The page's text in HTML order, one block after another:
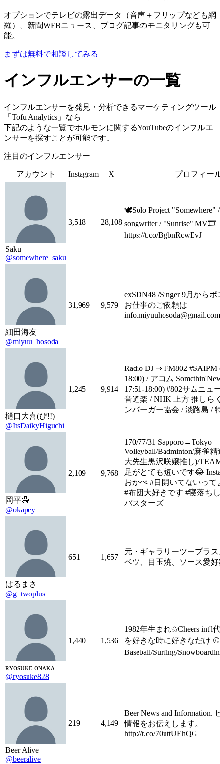
オプションでテレビの露出データ（音声＋フリップなども網
羅）、新聞WEBニュース、ブログ記事のモニタリングも可
能。
まずは無料で相談してみる
インフルエンサーの一覧
インフルエンサーを発見・分析できるマーケティングツール
「Tofu Analytics」なら
下記のような一覧でホルモンに関するYouTubeのインフルエ
ンサーを探すことが可能です。
注目のインフルエンサー
アカウント Instagram X プロフィー
Saku
@somewhere_saku
3,518 28,108
🕊Solo Project "Somewhere" /
songwriter / "Sunrise" MV🎞
https://t.co/BgbnRcwEvJ
細田海友
@miyuu_hosoda
31,969 9,579
exSDN48 /Singer 9月から
お仕事のご依頼は
樋口大喜(び!!)
@ItsDaikyHiguchi
1,245 9,914
Radio DJ ⇒ FM802 #SAIPM
18:00) / アコム
17:51-18:00) #802サムニュ
音道楽 / NHK 上方 推しら
ンバーガー協会 / 淡路島 /
岡平🤤
@okapey
2,109 9,768
170/77/31 Sapporo→Tokyo
Volleyball/Badminton/麻雀
大先生黒沢咲嬢推し)/
足がとても短いです😂
おかぺ #目開いてないって
#布団大好きです #寝落ち
バスターズ
はるまさ
@g_twoplus
651 1,657
元・ギャラリーツープラ
ベツ、目玉焼、ソース愛
ʀʏᴏsᴜᴋᴇ ᴏɴᴀᴋᴀ
@ryosuke828
1,440 1,536
1982年生まれ✩Cheers int'l
を好きな時に好きなだけ
Baseball/Surfing/
Beer Alive
@beeralive
219 4,149
Beer News and Information.
情報をお伝えします。
http://t.co/70uttUEhQG